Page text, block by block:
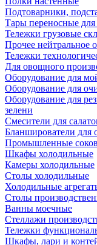
Подтоварники,
Тары переносные для
Тележки грузовые
Прочее нейтральное
Тележки
Для овощного
Оборудование для
Оборудование для
Оборудование для
зелени
Смесители для
Бланширователи для
Промышленные
Шкафы холодильные
Камеры холодильные
Столы холодильные
Холодильные
Столы
Ванны моечные
Стеллажи
Тележки
Шкафы, лари и